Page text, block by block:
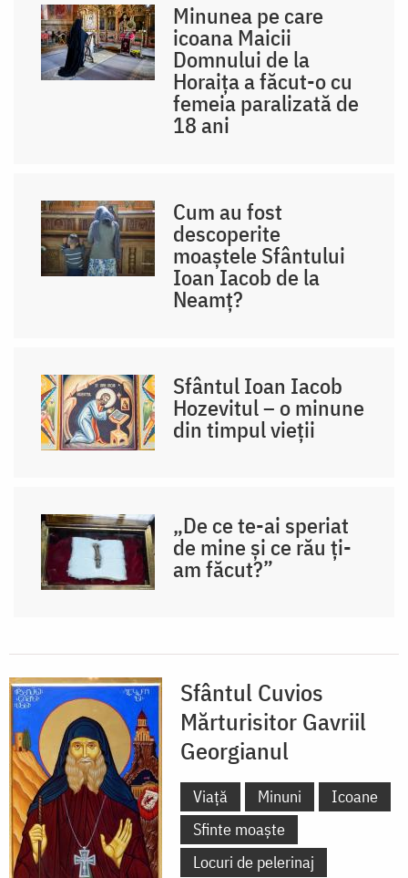
Minunea pe care
icoana Maicii
Domnului de la
Horaița a făcut-o cu
femeia paralizată de
18 ani
Cum au fost
descoperite
moaștele Sfântului
Ioan Iacob de la
Neamț?
Sfântul Ioan Iacob
Hozevitul – o minune
din timpul vieții
„De ce te-ai speriat
de mine și ce rău ți-
am făcut?”
Sfântul Cuvios
Mărturisitor Gavriil
Georgianul
Viață Minuni
Icoane
Sfinte moaște
Locuri de pelerinaj